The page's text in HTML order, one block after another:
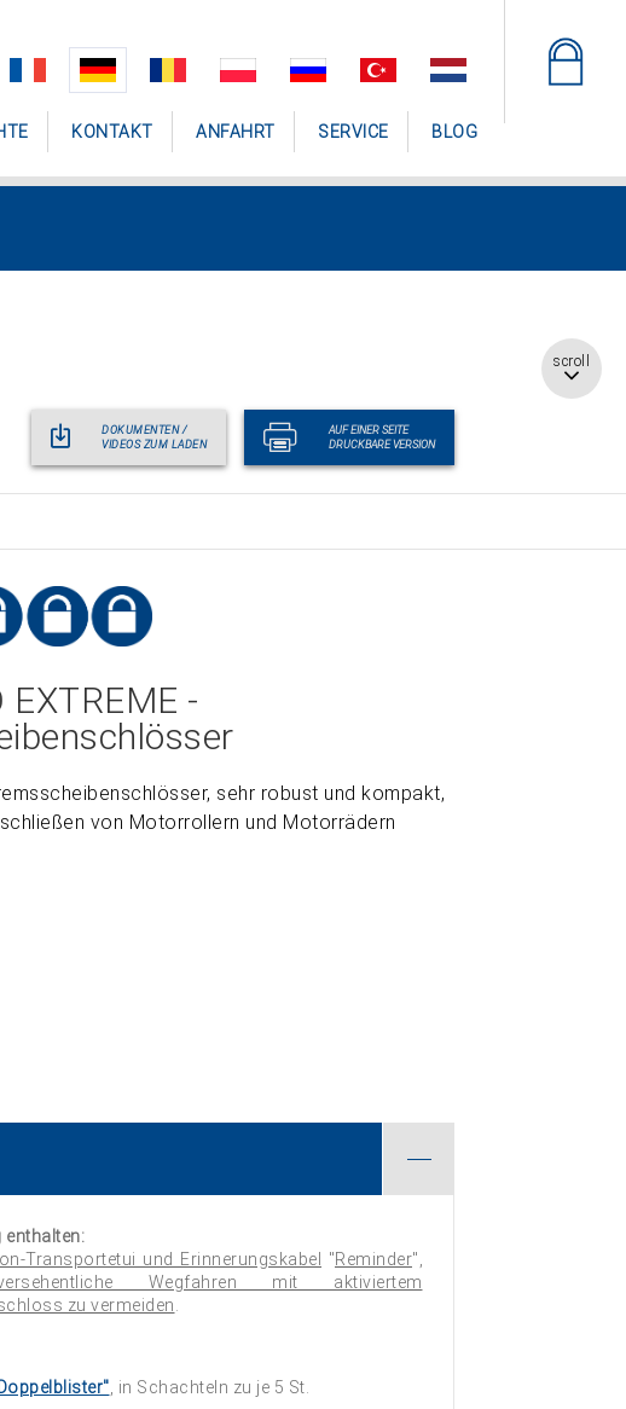
scroll
KONTAKT ANFAHRT SERVICE BLOG
DOKUMENTEN /
VIDEOS ZUM LADEN
AUF EINER SEITE
DRUCKBARE VERSION
EXTREME -
sehr robust und kompakt,
von Motorrollern und Motorrädern
enthalten:
Transportetui und Erinnerungskabel
"Reminder",
Wegfahren mit aktiviertem
zu vermeiden
, in Schachteln zu je 5 St.